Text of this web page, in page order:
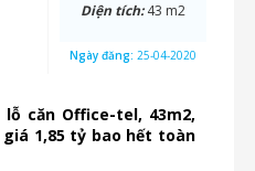
lỗ căn Office-tel, 43m2,
1,85 tỷ bao hết toàn
Diện tích:43 m2
Ngày đăng: 25-04-2020